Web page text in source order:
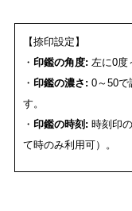
【捺印設定】
・ 印鑑の角度: 左に0度
・ 印鑑の濃さ: 0～50で
す。
・ 印鑑の時刻: 時刻印
て時のみ利用可）。